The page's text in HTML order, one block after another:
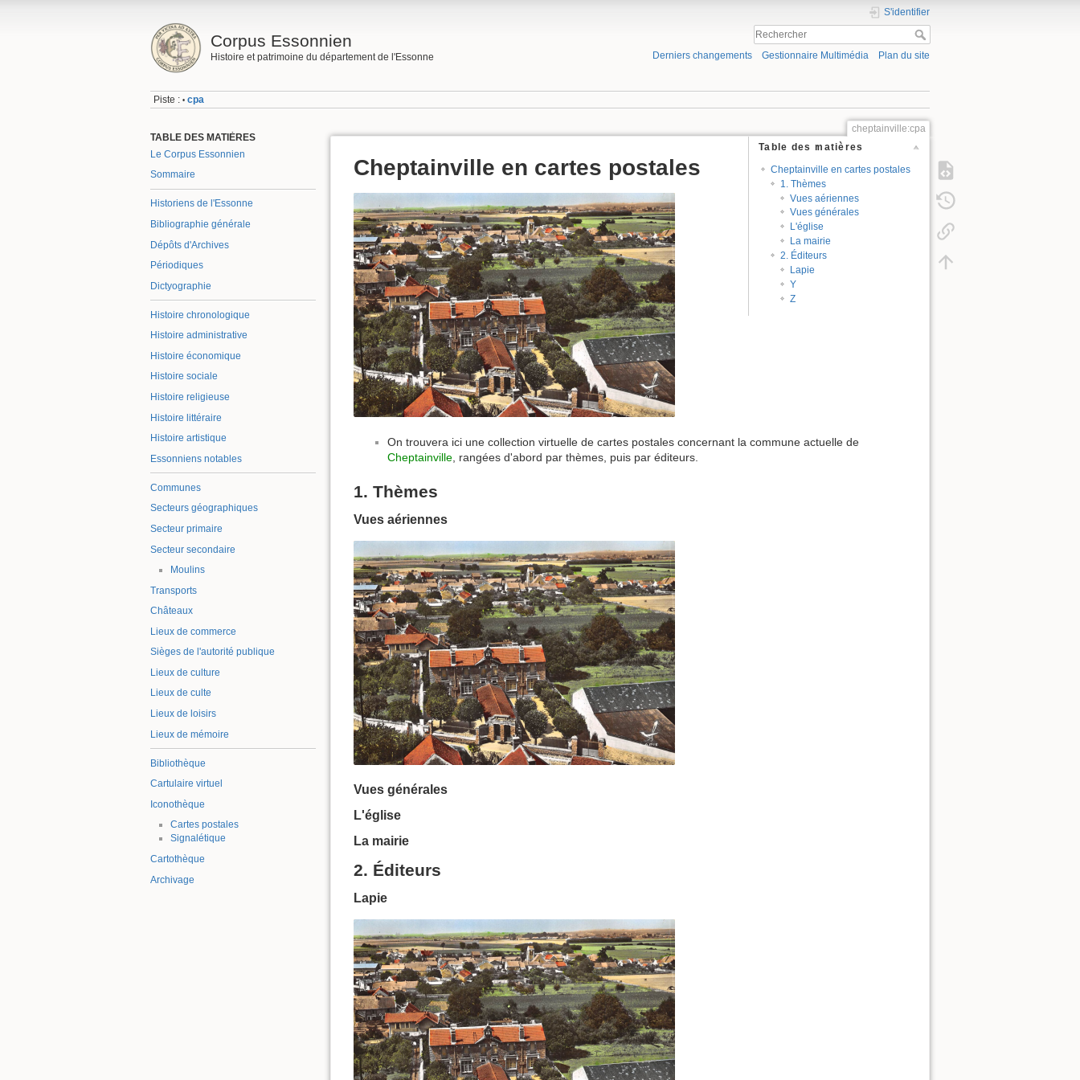
Corpus Essonnien
Histoire et patrimoine du département de l'Essonne
S'identifier
Derniers changements Gestionnaire Multimédia Plan du site
Piste : • cpa
TABLE DES MATIÈRES
Le Corpus Essonnien
Sommaire
Historiens de l'Essonne
Bibliographie générale
Dépôts d'Archives
Périodiques
Dictyographie
Histoire chronologique
Histoire administrative
Histoire économique
Histoire sociale
Histoire religieuse
Histoire littéraire
Histoire artistique
Essonniens notables
Communes
Secteurs géographiques
Secteur primaire
Secteur secondaire
Moulins
Transports
Châteaux
Lieux de commerce
Sièges de l'autorité publique
Lieux de culture
Lieux de culte
Lieux de loisirs
Lieux de mémoire
Bibliothèque
Cartulaire virtuel
Iconothèque
Cartes postales
Signalétique
Cartothèque
Archivage
cheptainville:cpa
Table des matières
Cheptainville en cartes postales
1. Thèmes
Vues aériennes
Vues générales
L'église
La mairie
2. Éditeurs
Lapie
Y
Z
Cheptainville en cartes postales
On trouvera ici une collection virtuelle de cartes postales concernant la commune actuelle de
Cheptainville, rangées d'abord par thèmes, puis par éditeurs.
1. Thèmes
Vues aériennes
Vues générales
L'église
La mairie
2. Éditeurs
Lapie